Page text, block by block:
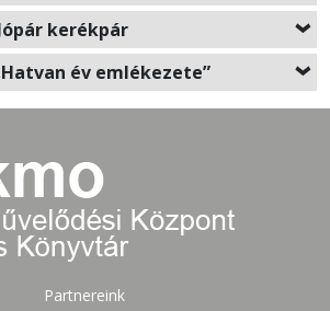
kerékpár
év emlékezete”
Partnereink